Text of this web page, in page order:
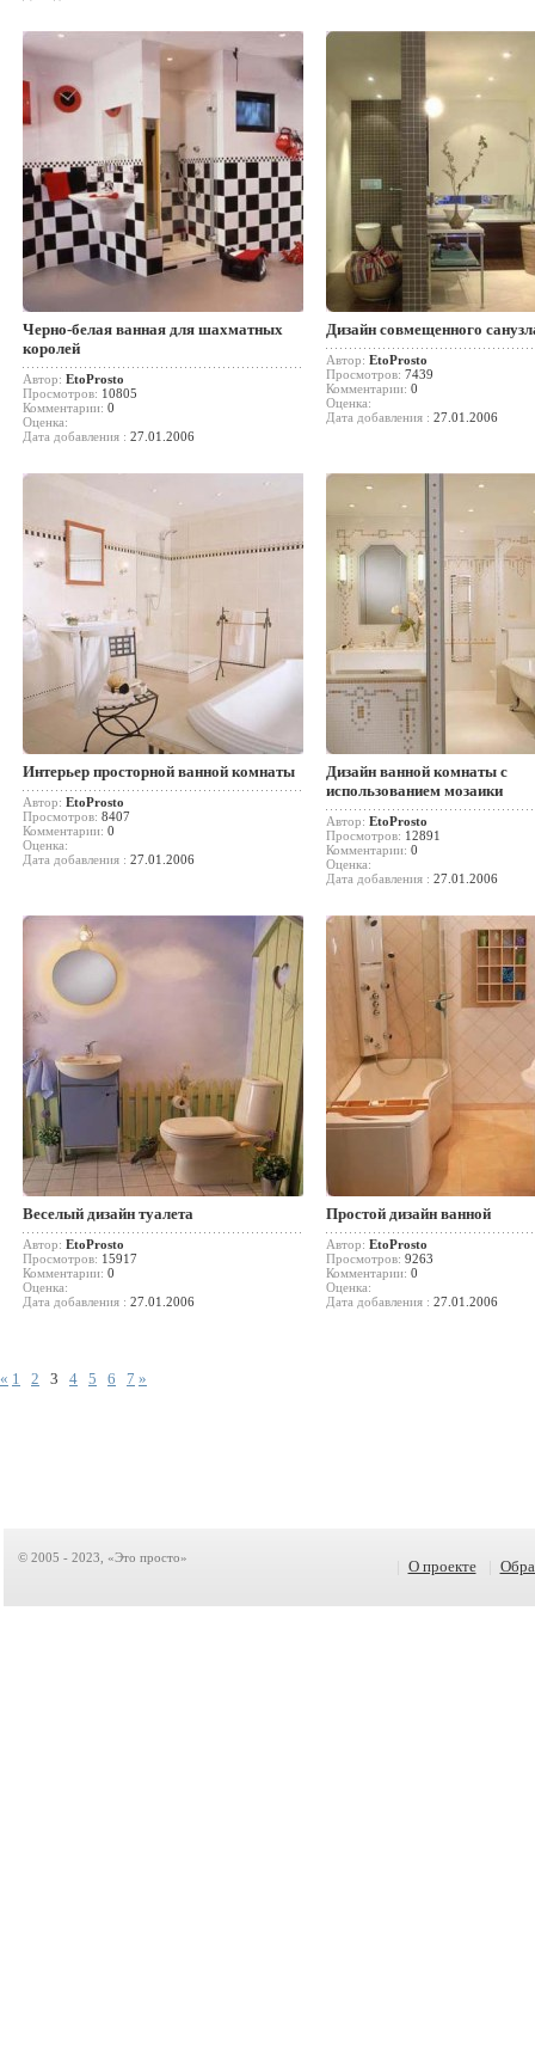
Черно-белая ванная для шахматных
королей
Автор: EtoProsto
Просмотров: 10805
Комментарии: 0
Оценка:
Дата добавления : 27.01.2006
Дизайн совмещенного
Автор: EtoProsto
Просмотров: 7439
Комментарии: 0
Оценка:
Дата добавления : 27.01.2006
Интерьер просторной ванной комнаты
Автор: EtoProsto
Просмотров: 8407
Комментарии: 0
Оценка:
Дата добавления : 27.01.2006
Дизайн ванной комнаты с
использованием мозаики
Автор: EtoProsto
Просмотров: 12891
Комментарии: 0
Оценка:
Дата добавления : 27.01.2006
Веселый дизайн туалета
Автор: EtoProsto
Просмотров: 15917
Комментарии: 0
Оценка:
Дата добавления : 27.01.2006
Простой дизайн ванной
Автор: EtoProsto
Просмотров: 9263
Комментарии: 0
Оценка:
Дата добавления : 27.01.2006
« 1 2 3 4 5 6 7 »
© 2005 - 2023, «Это просто» О проекте